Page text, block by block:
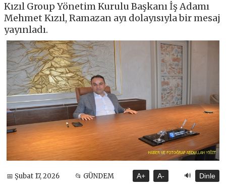
Kızıl Group Yönetim Kurulu Başkanı İş Adamı
Mehmet Kızıl, Ramazan ayı dolayısıyla bir mesaj
yayınladı.
📅 Şubat 17, 2026 📂 GÜNDEM A+ A- 🔊 Dinle